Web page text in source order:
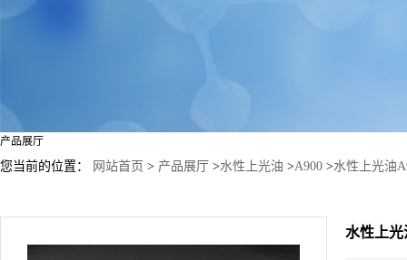
产品展厅
您当前的位置： 网站首页 > 产品展厅 >水性上光油 >A900 >水性上光油
水性上光